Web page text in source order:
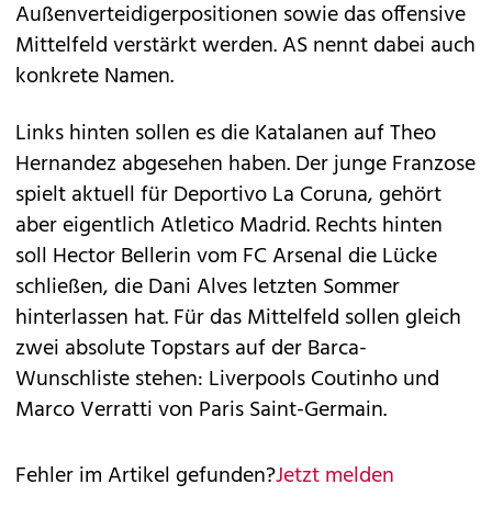
Außenverteidigerpositionen sowie das offensive
Mittelfeld verstärkt werden. AS nennt dabei auch
konkrete Namen.
Links hinten sollen es die Katalanen auf Theo
Hernandez abgesehen haben. Der junge Franzose
spielt aktuell für Deportivo La Coruna, gehört
aber eigentlich Atletico Madrid. Rechts hinten
soll Hector Bellerin vom FC Arsenal die Lücke
schließen, die Dani Alves letzten Sommer
hinterlassen hat. Für das Mittelfeld sollen gleich
zwei absolute Topstars auf der Barca-
Wunschliste stehen: Liverpools Coutinho und
Marco Verratti von Paris Saint-Germain.
Fehler im Artikel gefunden?Jetzt melden